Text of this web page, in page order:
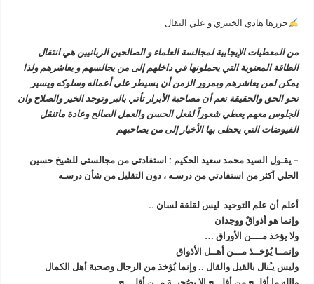
حررها هادي الخنيزي و علي البقال
من المعطيات الإيجابية لمجالسة العلماء و الصالحين الربانيين هي انتقال
الطاقة المعنوية التي يحملونها في داخلهم إلى من يجالسهم و يعاشرهم ولذا
يمكن لمن يعاشرهم وبمرور الزمن أن يسيطر على أعماله وسلوكه ويسير
نحو الحق والحقيقة نعم أن مصاحبة الأبرار تأتي بالبر وتوجد الخير والصلاح وان
الجلوس معهم يعطي شعوراً لفعل الحسن والعمل الصالح وعادة ماتنقل
الفيوضات التي يحظى بها الأخيار إلى من يصاحبهم
– يقـول السيد محمد سعيد الحكيم : استفادتي من مجالستي للشيخ حسين
الحلي أكثر من استفادتي من درسـه ، دون التقليل من شأن درسـه
أعلم أن علم التوحيد ليس لقلقة لسان ..
وإنما هو أذواقٌ ووجدان
ولا يؤخذ مــــن الأوراق …
وإنمــا يُؤخــذ مـــن أهــل الأذواق
وليس يـُنال بالقيل والقال .. وإنما يُؤخذ من الرجال وصحبة أهل الكمال